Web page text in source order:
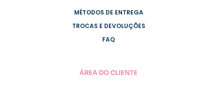
MÉTODOS DE ENTREGA
TROCAS E DEVOLUÇÕES
FAQ
ÁREA DO CLIENTE